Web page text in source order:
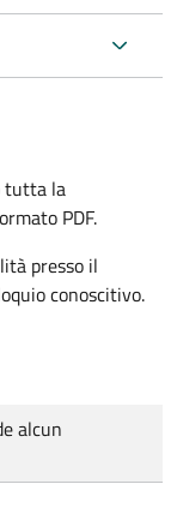
tutta la
PDF.
presso il
conoscitivo.
alcun